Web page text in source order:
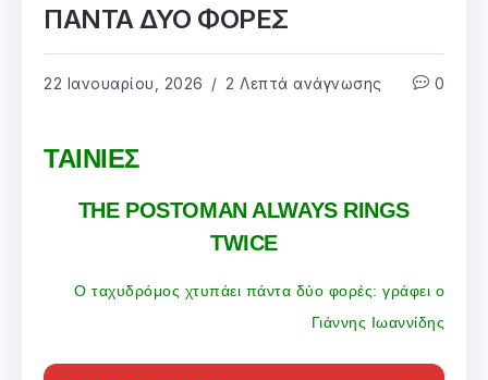
ΠΑΝΤΑ ΔΥΟ ΦΟΡΕΣ
22 Ιανουαρίου, 2026 2 Λεπτά ανάγνωσης 0
ΤΑΙΝΙΕΣ
THE POSTOMAN ALWAYS RINGS
TWICE
Ο ταχυδρόμος χτυπάει πάντα δύο φορές: γράφει ο
Γιάννης Ιωαννίδης